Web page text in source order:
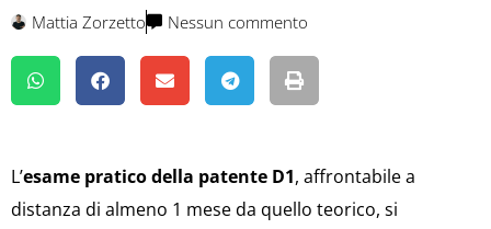
Mattia Zorzetto Nessun commento
L’esame pratico della patente D1, affrontabile a
distanza di almeno 1 mese da quello teorico, si